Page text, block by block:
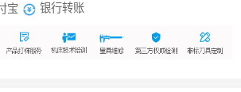
宝 银行转账